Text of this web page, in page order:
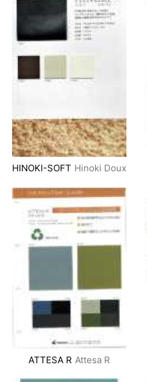
HINOKI-SOFT Hinoki Doux
ATTESA R Attesa R